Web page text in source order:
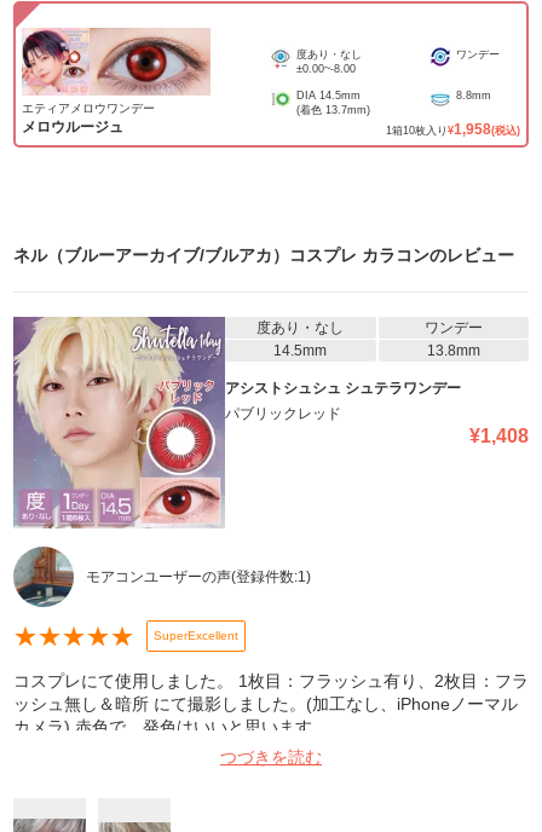
エティアメロウワンデー
メロウルージュ
度あり・なし
±0.00~-8.00
ワンデー
DIA 14.5mm
(着色 13.7mm)
8.8mm
1箱10枚入り ¥1,958(税込)
ネル（ブルーアーカイブ/ブルアカ）コスプレ カラコンのレビュー
度あり・なし
ワンデー
14.5mm
13.8mm
アシストシュシュ シュテラワンデー
パブリックレッド
¥1,408
モアコンユーザーの声(登録件数:1)
★★★★★ SuperExcellent
コスプレにて使用しました。 1枚目：フラッシュ有り、2枚目：フラ
ッシュ無し＆暗所 にて撮影しました。(加工なし、iPhoneノーマル
カメラ) 赤色で、発色はいいと思います
つづきを読む